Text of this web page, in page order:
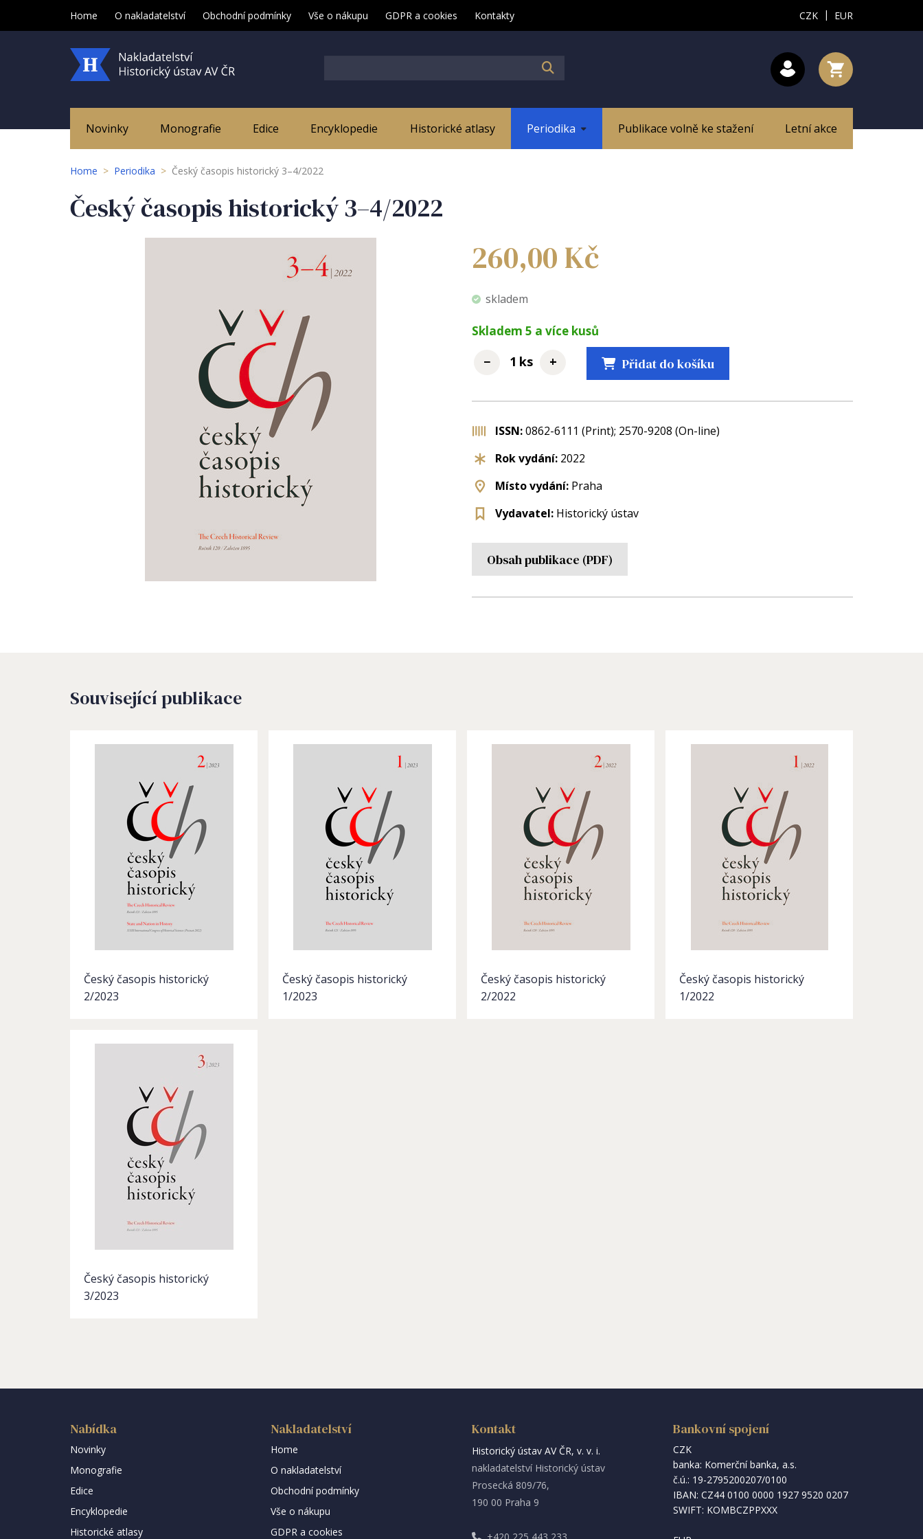
Home O nakladatelství Obchodní podmínky Vše o nákupu GDPR a cookies Kontakty CZK | EUR
Novinky Monografie Edice Encyklopedie Historické atlasy Periodika Publikace volně ke stažení Letní akce
Home > Periodika > Český časopis historický 3–4/2022
Český časopis historický 3–4/2022
260,00Kč
skladem
Skladem 5 a více kusů
− ks + Přidat do košíku
ISSN:0862-6111 (Print); 2570-9208 (On-line)
Rok vydání: 2022
Místo vydání: Praha
Vydavatel: Historický ústav
Obsah publikace (PDF)
Související publikace
Český časopis historický
2/2023
Český časopis historický
1/2023
Český časopis historický
2/2022
Český časopis historický
1/2022
Český časopis historický
3/2023
Nabídka
Novinky
Monografie
Edice
Encyklopedie
Historické atlasy
Nakladatelství
Home
O nakladatelství
Obchodní podmínky
Vše o nákupu
GDPR a cookies
Kontakt
Historický ústav AV ČR, v. v. i.
nakladatelství Historický ústav
Prosecká 809/76,
190 00 Praha 9
Bankovní spojení
CZK
banka: Komerční banka, a.s.
č.ú.: 19-2795200207/0100
IBAN: CZ44 0100 0000 1927 9520 0207
SWIFT: KOMBCZPPXXX